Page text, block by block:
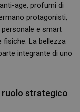
age, profumi di
protagonisti,
e smart
fisiche. La bellezza
integrante di uno
ruolo strategico